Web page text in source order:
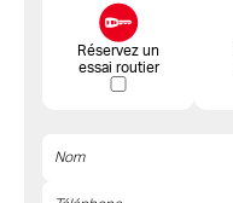
Réservez un
essai routier